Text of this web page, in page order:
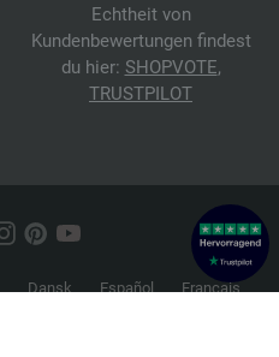
Echtheit von
Kundenbewertungen findest
du hier: SHOPVOTE,
TRUSTPILOT
Dansk Español
Français